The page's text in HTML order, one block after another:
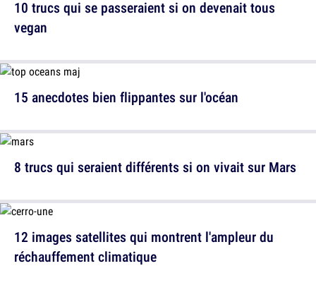
10 trucs qui se passeraient si on devenait tous
vegan
8 trucs qui seraient différents si on vivait sur Mars
15 anecdotes bien flippantes sur l'océan
12 images satellites qui montrent l'ampleur du
réchauffement climatique